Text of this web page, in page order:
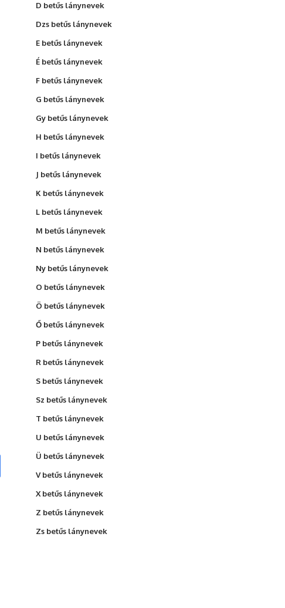
D betűs lánynevek
Dzs betűs lánynevek
E betűs lánynevek
É betűs lánynevek
F betűs lánynevek
G betűs lánynevek
Gy betűs lánynevek
H betűs lánynevek
I betűs lánynevek
J betűs lánynevek
K betűs lánynevek
L betűs lánynevek
M betűs lánynevek
N betűs lánynevek
Ny betűs lánynevek
O betűs lánynevek
Ö betűs lánynevek
Ő betűs lánynevek
P betűs lánynevek
R betűs lánynevek
S betűs lánynevek
Sz betűs lánynevek
T betűs lánynevek
U betűs lánynevek
Ü betűs lánynevek
V betűs lánynevek
X betűs lánynevek
Z betűs lánynevek
Zs betűs lánynevek